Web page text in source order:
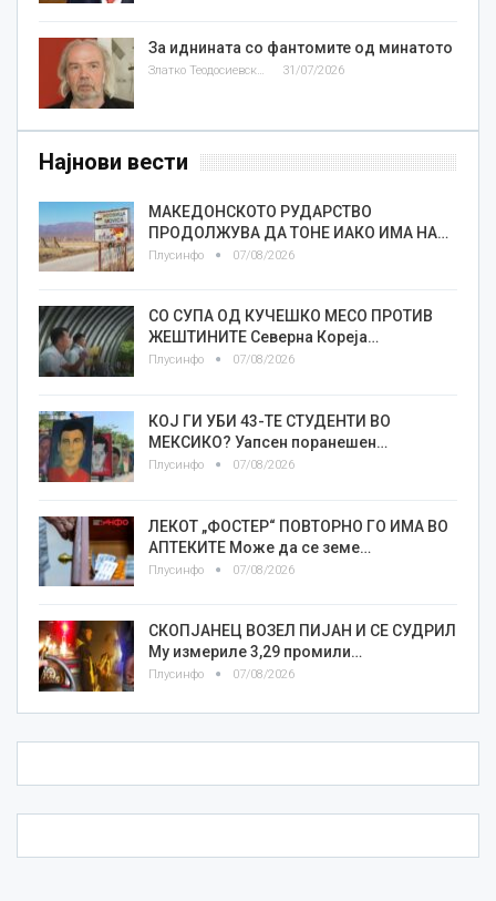
За иднината со фантомите од минатото
Златко Теодосиевски 31/07/2026
Најнови вести
МАКЕДОНСКОТО РУДАРСТВО
ПРОДОЛЖУВА ДА ТОНЕ ИАКО ИМА НА…
Плусинфо 07/08/2026
СО СУПА ОД КУЧЕШКО МЕСО ПРОТИВ
ЖЕШТИНИТЕ Северна Кореја…
Плусинфо 07/08/2026
КОЈ ГИ УБИ 43-ТЕ СТУДЕНТИ ВО
МЕКСИКО? Уапсен поранешен…
Плусинфо 07/08/2026
ЛЕКОТ „ФОСТЕР“ ПОВТОРНО ГО ИМА ВО
АПТЕКИТЕ Може да се земе…
Плусинфо 07/08/2026
СКОПЈАНЕЦ ВОЗЕЛ ПИЈАН И СЕ СУДРИЛ
Му измериле 3,29 промили…
Плусинфо 07/08/2026